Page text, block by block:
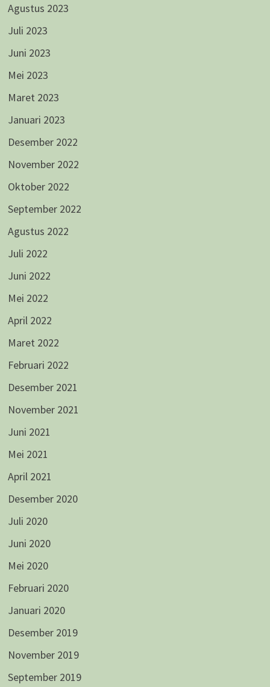
Agustus 2023
Juli 2023
Juni 2023
Mei 2023
Maret 2023
Januari 2023
Desember 2022
November 2022
Oktober 2022
September 2022
Agustus 2022
Juli 2022
Juni 2022
Mei 2022
April 2022
Maret 2022
Februari 2022
Desember 2021
November 2021
Juni 2021
Mei 2021
April 2021
Desember 2020
Juli 2020
Juni 2020
Mei 2020
Februari 2020
Januari 2020
Desember 2019
November 2019
September 2019